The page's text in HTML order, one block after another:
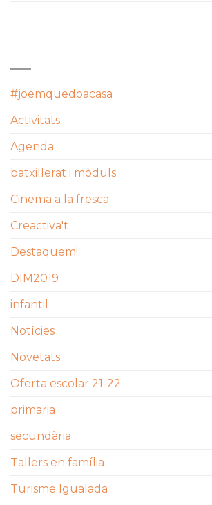
#joemquedoacasa
Activitats
Agenda
batxillerat i mòduls
Cinema a la fresca
Creactiva't
Destaquem!
DIM2019
infantil
Notícies
Novetats
Oferta escolar 21-22
primaria
secundària
Tallers en família
Turisme Igualada